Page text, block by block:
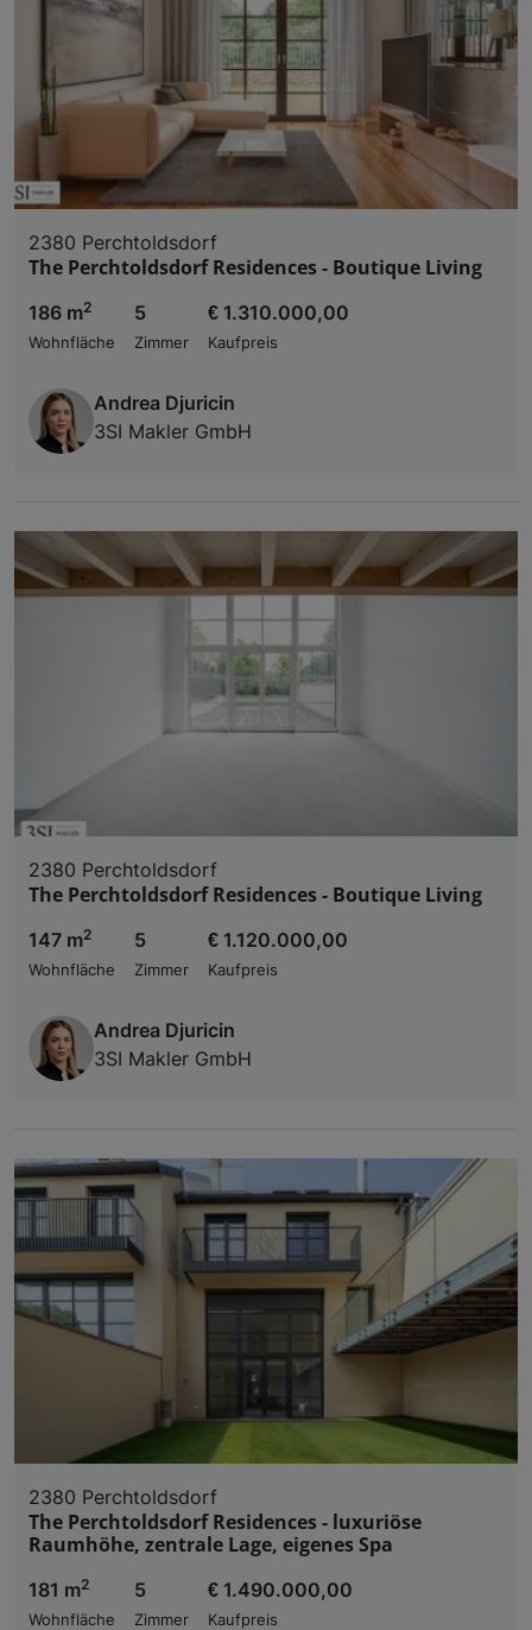
2380 Perchtoldsdorf
The Perchtoldsdorf Residences - Boutique Living
186 m2
Wohnfläche
5
Zimmer
€ 1.310.000,00
Kaufpreis
Andrea Djuricin
3SI Makler GmbH
2380 Perchtoldsdorf
The Perchtoldsdorf Residences - Boutique Living
147 m2
Wohnfläche
5
Zimmer
€ 1.120.000,00
Kaufpreis
Andrea Djuricin
3SI Makler GmbH
2380 Perchtoldsdorf
The Perchtoldsdorf Residences - luxuriöse
Raumhöhe, zentrale Lage, eigenes Spa
181 m2
Wohnfläche
5
Zimmer
€ 1.490.000,00
Kaufpreis